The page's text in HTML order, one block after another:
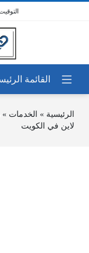
الرئيسية » الخدمات »
لاين في الكويت